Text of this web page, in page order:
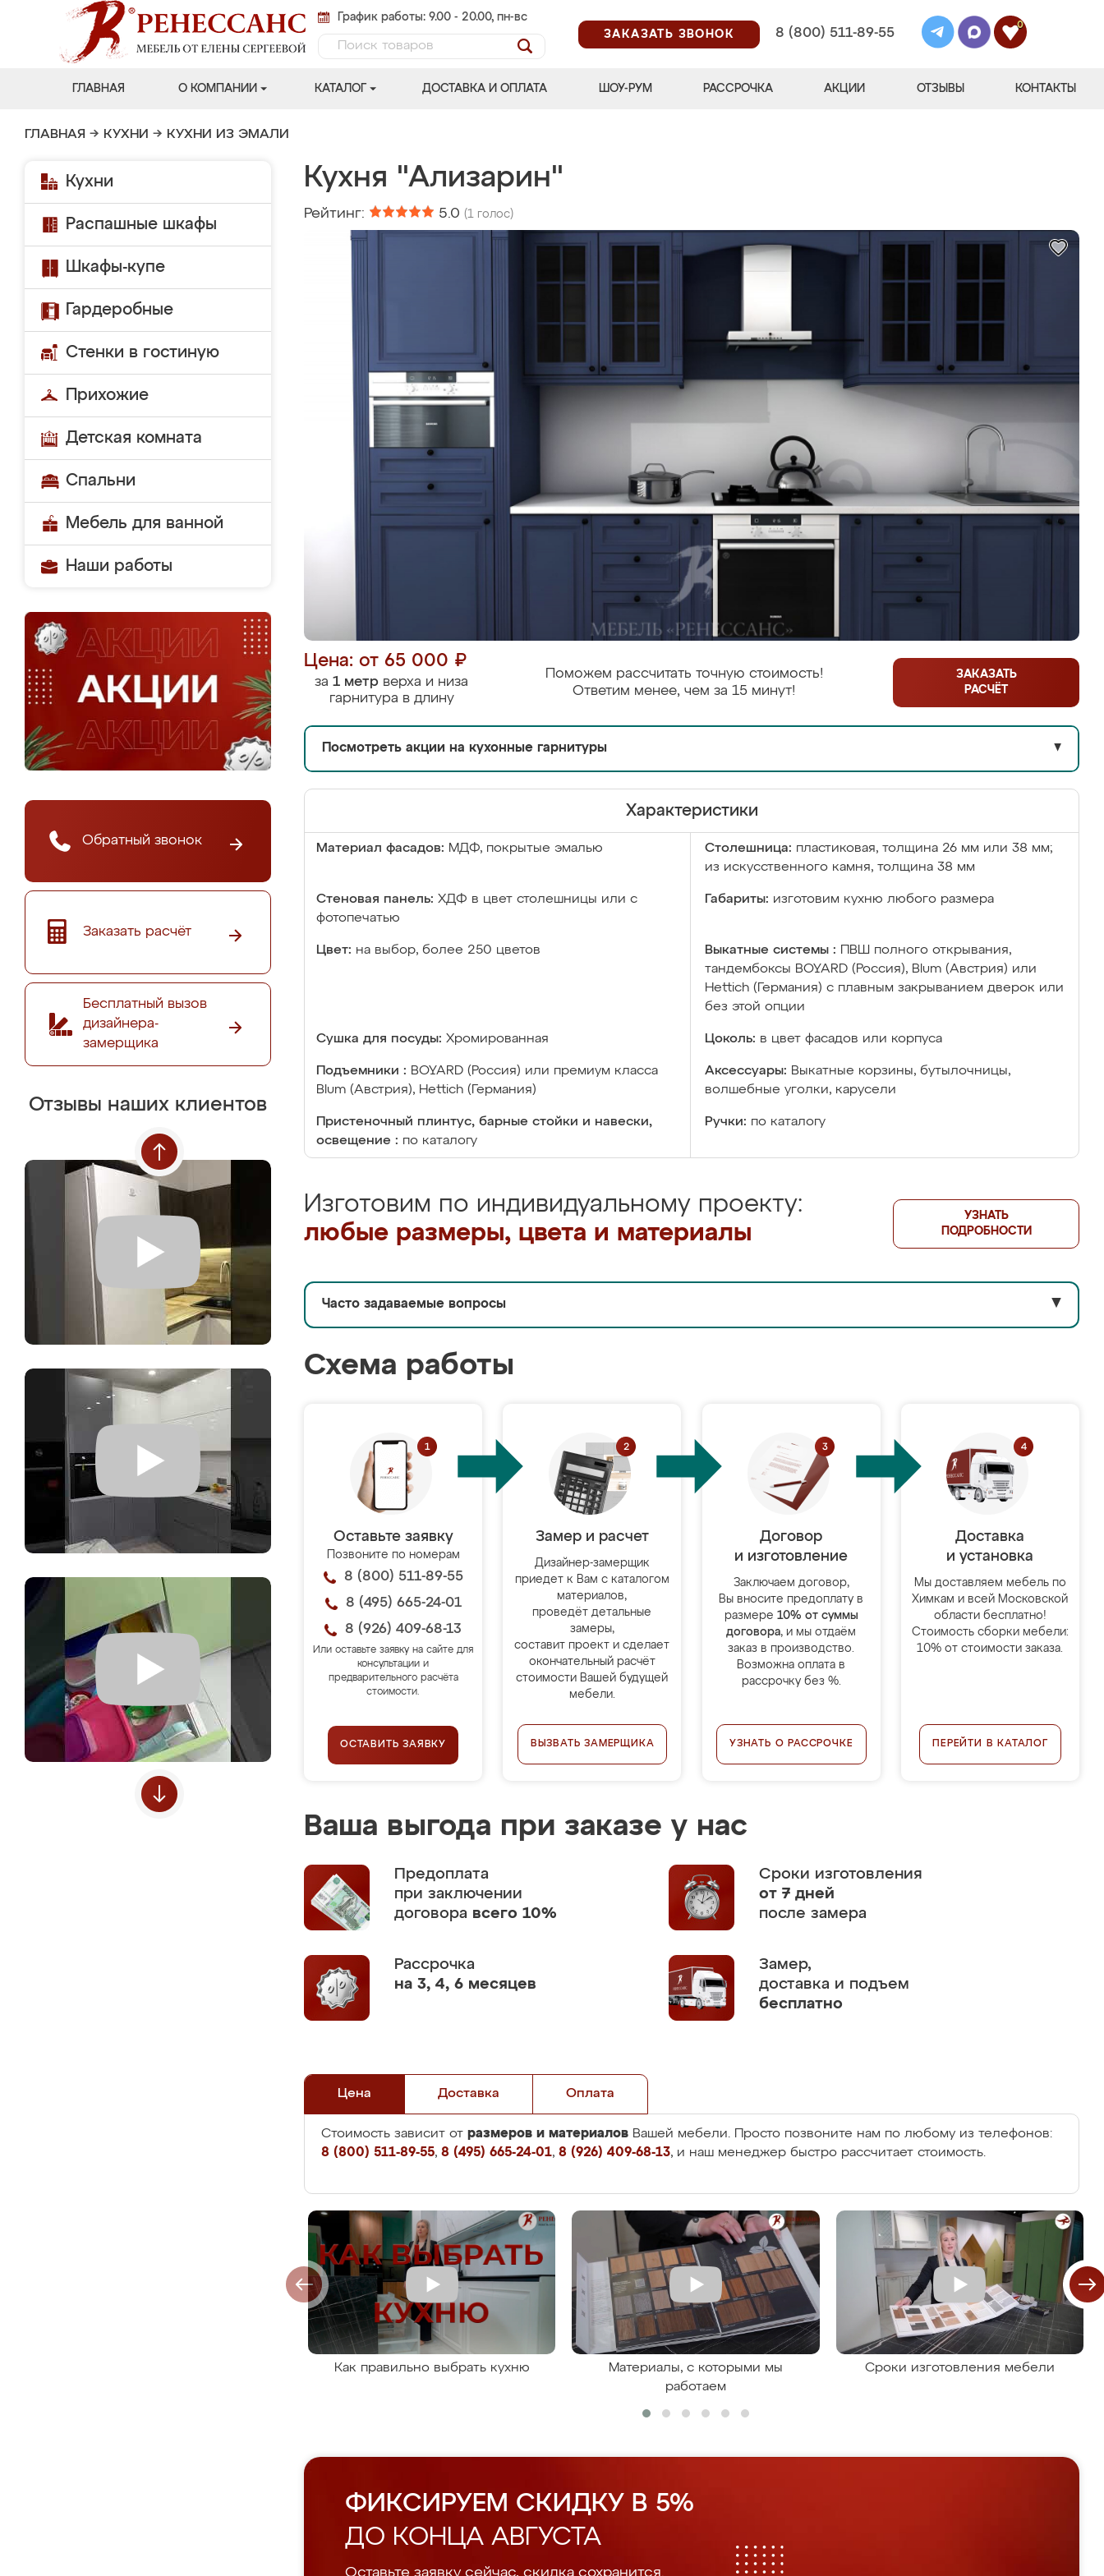
График работы: 9.00 - 20.00, пн-вс
ЗАКАЗАТЬ ЗВОНОК
8 (800) 511-89-55
0
ГЛАВНАЯ О КОМПАНИИ КАТАЛОГ ДОСТАВКА И ОПЛАТА ШОУ-РУМ РАССРОЧКА АКЦИИ ОТЗЫВЫ КОНТАКТЫ
ГЛАВНАЯ → КУХНИ → КУХНИ ИЗ ЭМАЛИ
Кухни
Распашные шкафы
Шкафы-купе
Гардеробные
Стенки в гостиную
Прихожие
Детская комната
Спальни
Мебель для ванной
Наши работы
Обратный звонок
Заказать расчёт
Бесплатный вызов
дизайнера-
замерщика
Отзывы наших клиентов
Кухня "Ализарин"
Рейтинг: 5.0 (1 голос)
Цена: от 65 000 ₽
за 1 метр верха и низа
гарнитура в длину
Поможем рассчитать точную стоимость!
Ответим менее, чем за 15 минут!
ЗАКАЗАТЬ
РАСЧЁТ
Посмотреть акции на кухонные гарнитуры ▼
Характеристики
Материал фасадов: МДФ, покрытые эмалью Столешница: пластиковая, толщина 26 мм или 38 мм;
из искусственного камня, толщина 38 мм
Стеновая панель: ХДФ в цвет столешницы или с
фотопечатью
Габариты: изготовим кухню любого размера
Цвет: на выбор, более 250 цветов Выкатные системы :
ПВШ полного открывания,
тандембоксы BOYARD (Россия), Blum (Австрия) или
Hettich (Германия) с плавным закрыванием дверок или
без этой опции
Сушка для посуды: Хромированная Цоколь: в цвет фасадов или корпуса
Подъемники : BOYARD (Россия) или премиум класса
Blum (Австрия), Hettich (Германия)
Аксессуары: Выкатные корзины, бутылочницы,
волшебные уголки, карусели
Пристеночный плинтус, барные стойки и навески,
освещение : по каталогу
Ручки: по каталогу
Изготовим по индивидуальному проекту:
любые размеры, цвета и материалы
УЗНАТЬ
ПОДРОБНОСТИ
Часто задаваемые вопросы ▼
Схема работы
Оставьте заявку
Позвоните по номерам
8 (800) 511-89-55
8 (495) 665-24-01
8 (926) 409-68-13
Или оставьте заявку на сайте для
консультации и
предварительного расчёта
стоимости.
ОСТАВИТЬ ЗАЯВКУ
Замер и расчет
Дизайнер-замерщик
приедет к Вам с каталогом
материалов,
проведёт детальные
замеры,
составит проект и сделает
окончательный расчёт
стоимости Вашей будущей
мебели.
ВЫЗВАТЬ ЗАМЕРЩИКА
Договор
и изготовление
Заключаем договор,
Вы вносите предоплату в
размере 10% от суммы
договора, и мы отдаём
заказ в производство.
Возможна оплата в
рассрочку без %.
УЗНАТЬ О РАССРОЧКЕ
Доставка
и установка
Мы доставляем мебель по
Химкам и всей Московской
области бесплатно!
Стоимость сборки мебели:
10% от стоимости заказа.
ПЕРЕЙТИ В КАТАЛОГ
Ваша выгода при заказе у нас
Предоплата
при заключении
договора всего 10%
Сроки изготовления
от 7 дней
после замера
Рассрочка
на 3, 4, 6 месяцев
Замер,
доставка и подъем
бесплатно
Цена Доставка Оплата
Стоимость зависит от размеров и материалов Вашей мебели. Просто позвоните нам по любому из телефонов:
8 (800) 511-89-55, 8 (495) 665-24-01, 8 (926) 409-68-13, и наш менеджер быстро рассчитает стоимость.
Как правильно выбрать кухню
Материалы, с которыми мы
работаем
Сроки изготовления мебели
ФИКСИРУЕМ СКИДКУ В 5%
ДО КОНЦА АВГУСТА
Оставьте заявку сейчас, скидка сохранится.